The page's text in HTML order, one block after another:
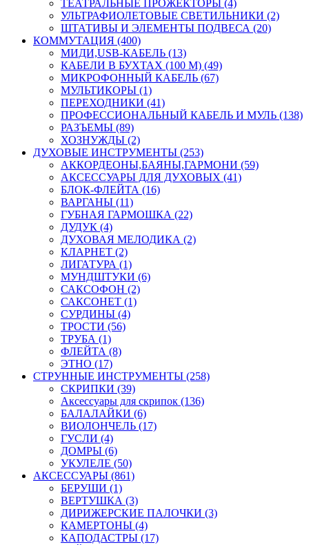
ТЕАТРАЛЬНЫЕ ПРОЖЕКТОРЫ (4)
УЛЬТРАФИОЛЕТОВЫЕ СВЕТИЛЬНИКИ (2)
ШТАТИВЫ И ЭЛЕМЕНТЫ ПОДВЕСА (20)
КОММУТАЦИЯ (400)
МИДИ,USB-КАБЕЛЬ (13)
КАБЕЛИ В БУХТАХ (100 М) (49)
МИКРОФОННЫЙ КАБЕЛЬ (67)
МУЛЬТИКОРЫ (1)
ПЕРЕХОДНИКИ (41)
ПРОФЕССИОНАЛЬНЫЙ КАБЕЛЬ И МУЛЬ (138)
РАЗЪЕМЫ (89)
ХОЗНУЖДЫ (2)
ДУХОВЫЕ ИНСТРУМЕНТЫ (253)
АККОРДЕОНЫ,БАЯНЫ,ГАРМОНИ (59)
АКСЕССУАРЫ ДЛЯ ДУХОВЫХ (41)
БЛОК-ФЛЕЙТА (16)
ВАРГАНЫ (11)
ГУБНАЯ ГАРМОШКА (22)
ДУДУК (4)
ДУХОВАЯ МЕЛОДИКА (2)
КЛАРНЕТ (2)
ЛИГАТУРА (1)
МУНДШТУКИ (6)
САКСОФОН (2)
САКСОНЕТ (1)
СУРДИНЫ (4)
ТРОСТИ (56)
ТРУБА (1)
ФЛЕЙТА (8)
ЭТНО (17)
СТРУННЫЕ ИНСТРУМЕНТЫ (258)
СКРИПКИ (39)
Аксессуары для скрипок (136)
БАЛАЛАЙКИ (6)
ВИОЛОНЧЕЛЬ (17)
ГУСЛИ (4)
ДОМРЫ (6)
УКУЛЕЛЕ (50)
АКСЕССУАРЫ (861)
БЕРУШИ (1)
ВЕРТУШКА (3)
ДИРИЖЕРСКИЕ ПАЛОЧКИ (3)
КАМЕРТОНЫ (4)
КАПОДАСТРЫ (17)